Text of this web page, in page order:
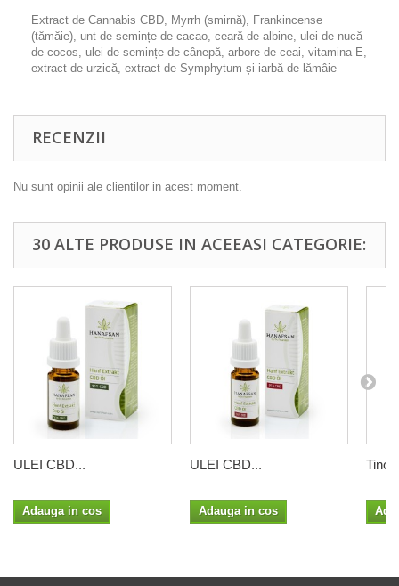
Extract de Cannabis CBD, Myrrh (smirnă), Frankincense
(tămăie), unt de semințe de cacao, ceară de albine, ulei de nucă
de cocos, ulei de semințe de cânepă, arbore de ceai, vitamina E,
extract de urzică, extract de Symphytum și iarbă de lămâie
RECENZII
Nu sunt opinii ale clientilor in acest moment.
30 ALTE PRODUSE IN ACEEASI CATEGORIE:
ULEI CBD...
Adauga in cos
ULEI CBD...
Adauga in cos